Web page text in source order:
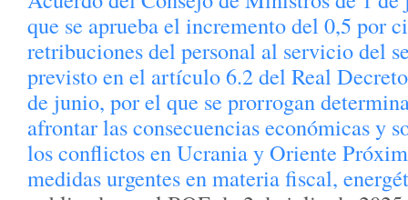
que se aprueba el incremento del 0,5 por
retribuciones del personal al servicio del
previsto en el artículo 6.2 del Real
de junio, por el que se prorrogan
afrontar las consecuencias económicas y
los conflictos en Ucrania y Oriente
medidas urgentes en materia fiscal,